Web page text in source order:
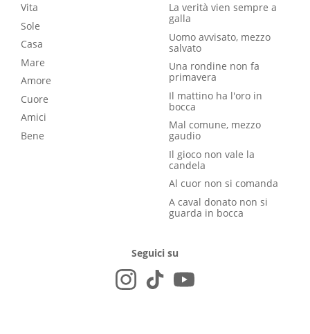
Vita
Sole
Casa
Mare
Amore
Cuore
Amici
Bene
La verità vien sempre a
galla
Uomo avvisato, mezzo
salvato
Una rondine non fa
primavera
Il mattino ha l'oro in
bocca
Mal comune, mezzo
gaudio
Il gioco non vale la
candela
Al cuor non si comanda
A caval donato non si
guarda in bocca
Seguici su